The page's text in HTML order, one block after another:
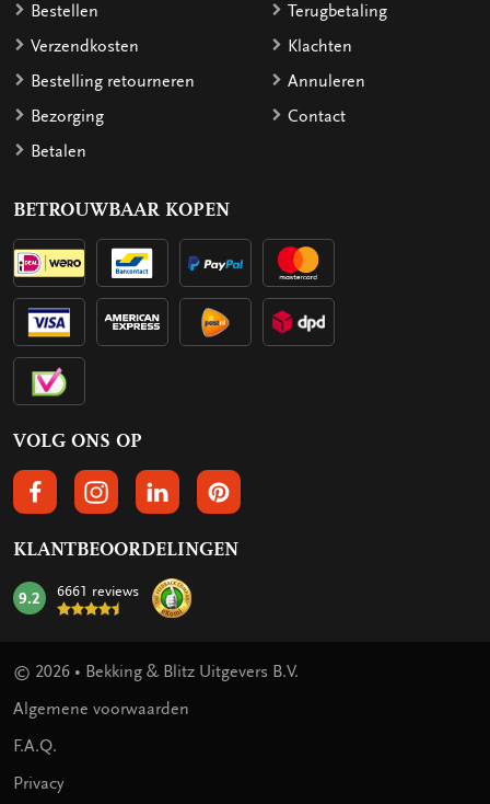
Bestellen
Verzendkosten
Bestelling retourneren
Bezorging
Betalen
Terugbetaling
Klachten
Annuleren
Contact
BETROUWBAAR KOPEN
VOLG ONS OP
VOLGS ONS OP FACEBOOK
VOLG ONS OP INSTAGRAM
VOLG ONS OP LINKEDIN
VOLG ONS OP PINTEREST
KLANTBEOORDELINGEN
mark:
9.2 6661 reviews
© 2026 • Bekking & Blitz Uitgevers B.V.
Algemene voorwaarden
F.A.Q.
Privacy